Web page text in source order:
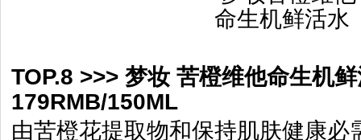
TOP.8 >>> 梦妆 苦橙维他命生机
179RMB/150ML
由苦橙花提取物和保持肌肤健康必